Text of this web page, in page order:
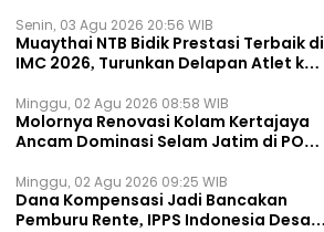
Senin, 03 Agu 2026 20:56 WIB
Muaythai NTB Bidik Prestasi Terbaik di
IMC 2026, Turunkan Delapan Atlet ke
Minggu, 02 Agu 2026 08:58 WIB
Molornya Renovasi Kolam Kertajaya
Ancam Dominasi Selam Jatim di PON
Minggu, 02 Agu 2026 09:25 WIB
Dana Kompensasi Jadi Bancakan
Pemburu Rente, IPPS Indonesia Desak